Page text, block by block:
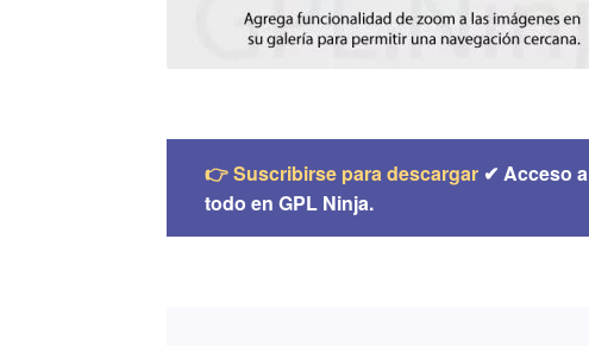
👉 Suscribirse para descargar ✔ Acceso a
todo en GPL Ninja.